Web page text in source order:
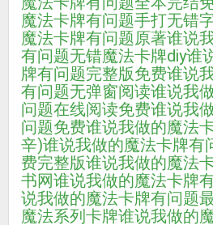
魔法卡牌有问题手打无错
魔法卡牌有问题原著谁说
有问题无错魔法卡牌diy谁
牌有问题完整版免费谁说
有问题无弹窗阅读谁说我
问题在线阅读免费谁说我
问题免费谁说我做的魔法
辛)谁说我做的魔法卡牌有
费完整版谁说我做的魔法
书网谁说我做的魔法卡牌
说我做的魔法卡牌有问题
魔法系列卡牌谁说我做的